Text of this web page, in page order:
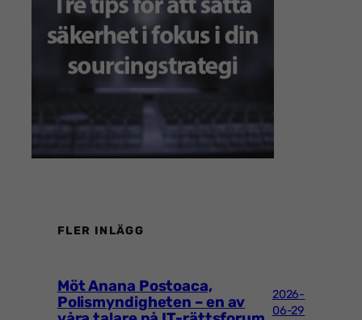
FLER INLÄGG
Möt Anana Postoaca,
Polismyndigheten – en av
2026-
06-29